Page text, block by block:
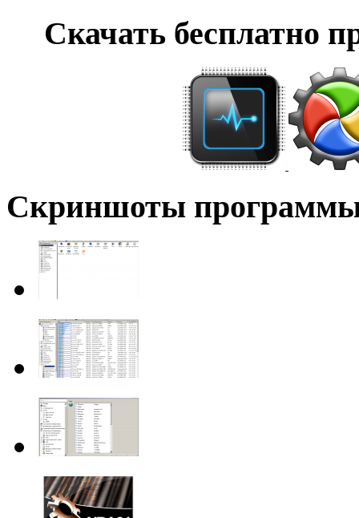
Скачать бесплатно
Скриншоты